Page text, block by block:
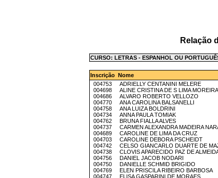
Relação
CURSO: LETRAS - ESPANHOL OU
Inscrição Nome
004753 ADRIELLY CENTANINI MELERE
004698 ALINE CRISTINA DE S LIMA MOREIRA
004686 ALVARO ROBERTO VELLOZO
004770 ANA CAROLINA BALSANELLI
004758 ANA LUIZA BOLDRINI
004734 ANNA PAULA TOMIAK
004762 BRUNA FIALLA ALVES
004737 CARMEN ALEXANDRA MADEIRA
004689 CAROLINE DE LIMA DA CRUZ
004703 CAROLINE DEBORA PSCHEIDT
004742 CELSO GIANCARLO DUARTE DE
004738 CLOVIS APARECIDO PAZ DE
004756 DANIEL JACOB NODARI
004750 DANIELLE SCHMID BRIGIDO
004769 ELEN PRISCILA RIBEIRO BARBOSA
004747 ELISA GASPARINI DE MORAES